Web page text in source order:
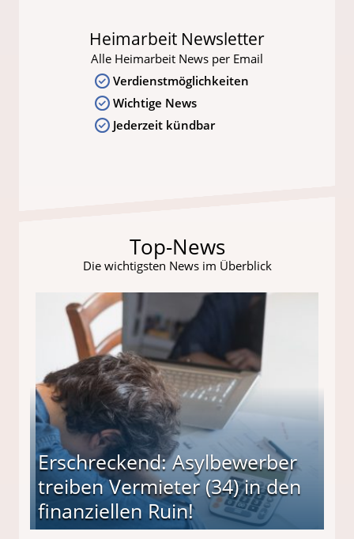
Heimarbeit Newsletter
Alle Heimarbeit News per Email
Verdienstmöglichkeiten
Wichtige News
Jederzeit kündbar
Top-News
Die wichtigsten News im Überblick
Erschreckend: Asylbewerber
treiben Vermieter (34) in den
finanziellen Ruin!